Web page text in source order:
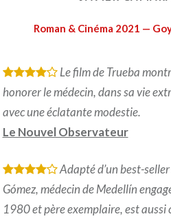
Roman & Cinéma 2021 —
* * * *
Le film de Trueba
honorer le médecin, dans sa vie
avec une éclatante modestie.
Le Nouvel Observateur
* * * *
Adapté d’un best-
Gómez, médecin de Medellín
1980 et père exemplaire, est aussi